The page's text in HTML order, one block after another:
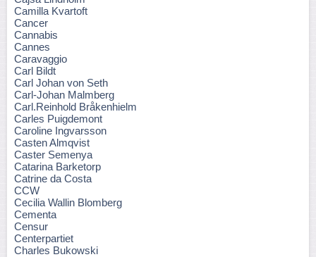
Camilla Kvartoft
Cancer
Cannabis
Cannes
Caravaggio
Carl Bildt
Carl Johan von Seth
Carl-Johan Malmberg
Carl.Reinhold Bråkenhielm
Carles Puigdemont
Caroline Ingvarsson
Casten Almqvist
Caster Semenya
Catarina Barketorp
Catrine da Costa
CCW
Cecilia Wallin Blomberg
Cementa
Censur
Centerpartiet
Charles Bukowski